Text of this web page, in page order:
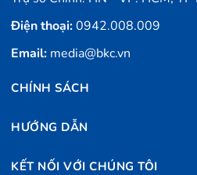
Điện thoại:0942.008.009
Email: media@bkc.vn
CHÍNH SÁCH
HƯỚNG DẪN
KẾT NỐI VỚI CHÚNG TÔI